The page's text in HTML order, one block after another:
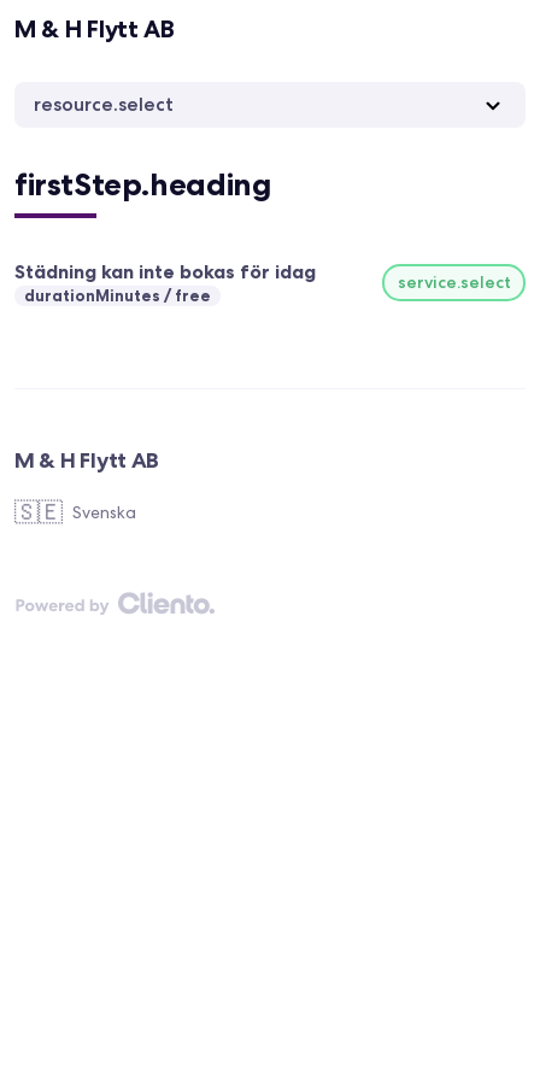
M & H Flytt AB
resource.select
firstStep.heading
Städning kan inte bokas för idag
durationMinutes free
service.select
M & H Flytt AB
🇸🇪 Svenska